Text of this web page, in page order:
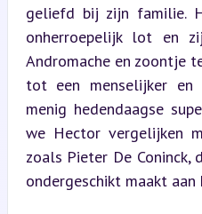
geliefd bij zijn familie.
onherroepelijk lot en
Andromache en zoontje
tot een menselijker en
menig hedendaagse
we Hector vergelijken
zoals Pieter De Coninck,
ondergeschikt maakt